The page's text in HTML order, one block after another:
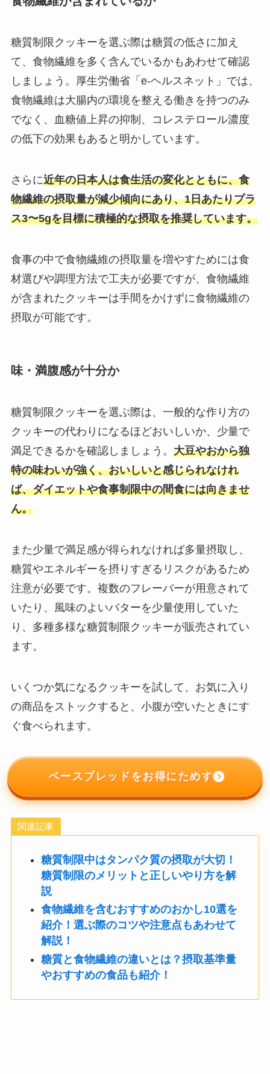
糖質制限クッキーを選ぶ際は糖質の低さに加え
て、食物繊維を多く含んでいるかもあわせて確認
しましょう。厚生労働省「e-ヘルスネット」では、
食物繊維は大腸内の環境を整える働きを持つのみ
でなく、血糖値上昇の抑制、コレステロール濃度
の低下の効果もあると明かしています。
さらに近年の日本人は食生活の変化とともに、食
物繊維の摂取量が減少傾向にあり、1日あたりプラ
ス3〜5gを目標に積極的な摂取を推奨しています。
食事の中で食物繊維の摂取量を増やすためには食
材選びや調理方法で工夫が必要ですが、食物繊維
が含まれたクッキーは手間をかけずに食物繊維の
摂取が可能です。
味・満腹感が十分か
糖質制限クッキーを選ぶ際は、一般的な作り方の
クッキーの代わりになるほどおいしいか、少量で
満足できるかを確認しましょう。 大豆やおから独
特の味わいが強く、おいしいと感じられなけれ
ば、ダイエットや食事制限中の間食には向きませ
ん。
また少量で満足感が得られなければ多量摂取し、
糖質やエネルギーを摂りすぎるリスクがあるため
注意が必要です。複数のフレーバーが用意されて
いたり、風味のよいバターを少量使用していた
り、多種多様な糖質制限クッキーが販売されてい
ます。
いくつか気になるクッキーを試して、お気に入り
の商品をストックすると、小腹が空いたときにす
ぐ食べられます。
ベースブレッドをお得にためす
関連記事
糖質制限中はタンパク質の摂取が大切！
糖質制限のメリットと正しいやり方を解
説
食物繊維を含むおすすめのおかし10選を
紹介！選ぶ際のコツや注意点もあわせて
解説！
糖質と食物繊維の違いとは？摂取基準量
やおすすめの食品も紹介！